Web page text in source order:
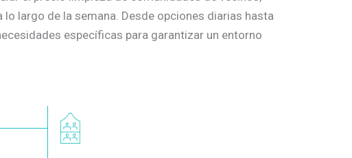
largo de la semana. Desde opciones diarias hasta
específicas para garantizar un entorno